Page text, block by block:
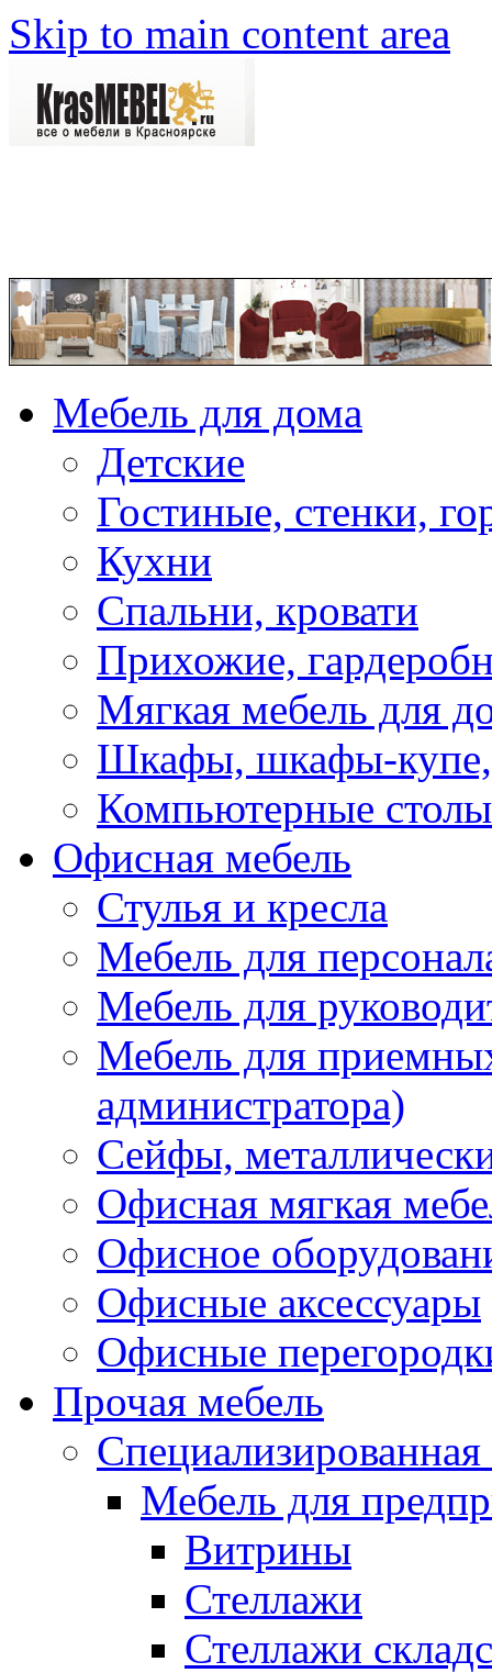
Skip to main content area
Мебель для дома
Детские
Гостиные, стенки,
Кухни
Спальни, кровати
Прихожие,
Мягкая мебель для
Шкафы, шкафы-купе,
Компьютерные столы
Офисная мебель
Стулья и кресла
Мебель для
Мебель для
Мебель для
администратора)
Сейфы,
Офисная мягкая
Офисное
Офисные аксессуары
Офисные
Прочая мебель
Специализированная
Мебель для
Витрины
Стеллажи
Стеллажи